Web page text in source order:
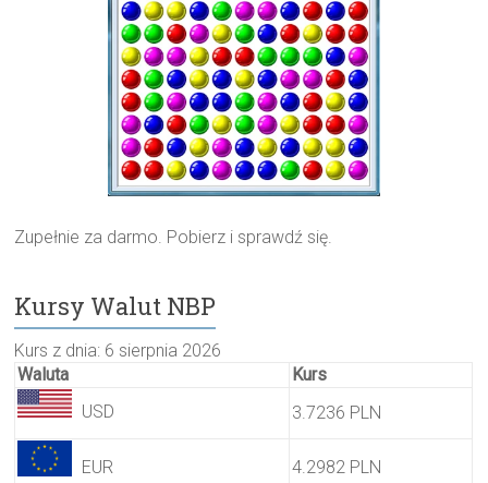
Zupełnie za darmo. Pobierz i sprawdź się.
Kursy Walut NBP
Kurs z dnia: 6 sierpnia 2026
Waluta
Kurs
USD
3.7236 PLN
EUR 4.2982 PLN